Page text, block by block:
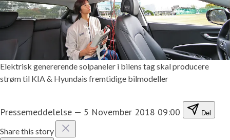
Elektrisk genererende solpaneler i bilens tag skal producere
strøm til KIA & Hyundais fremtidige bilmodeller
Pressemeddelelse — 5 November 2018 09:00 Del
Share this story